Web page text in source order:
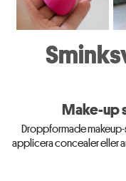
Make-up
Droppformade makeup-
applicera concealer eller